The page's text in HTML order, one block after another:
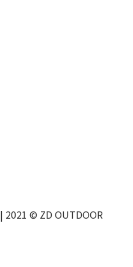
| 2021 © ZD OUTDOOR